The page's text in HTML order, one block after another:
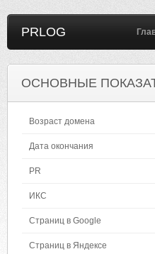
PRLOG
ОСНОВНЫЕ
Возраст домена
Дата окончания
PR
ИКС
Страниц в Google
Страниц в Яндексе